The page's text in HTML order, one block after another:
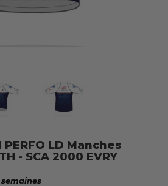
PERFO LD Manches
- SCA 2000 EVRY